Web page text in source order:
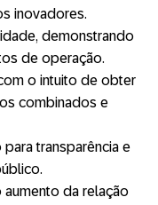
inovadores.
demonstrando
de operação.
o intuito de obter
combinados e
transparência e
aumento da relação